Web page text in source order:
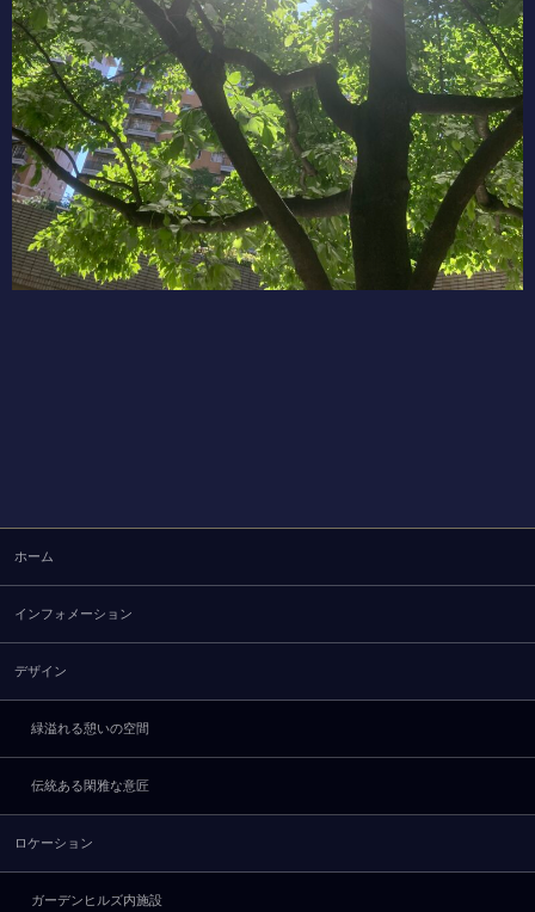
ホーム
インフォメーション
デザイン
緑溢れる憩いの空間
伝統ある閑雅な意匠
ロケーション
ガーデンヒルズ内施設